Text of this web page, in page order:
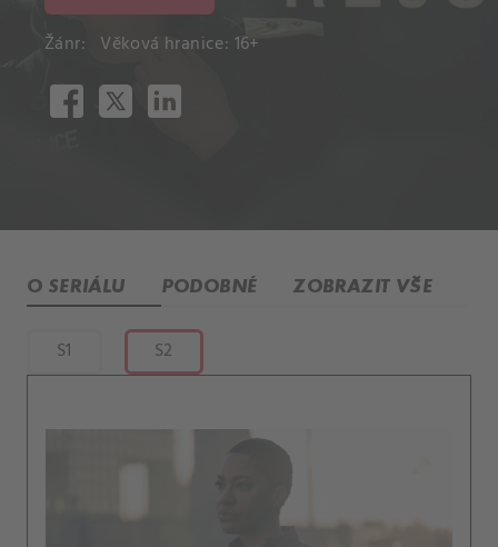
Žánr: Věková hranice: 16+
O SERIÁLU PODOBNÉ ZOBRAZIT VŠE
S1 S2